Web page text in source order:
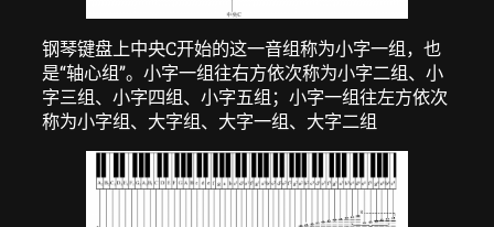
钢琴键盘上中央C开始的这一音组称为小字一组，也
是“轴心组”。小字一组往右方依次称为小字二组、小
字三组、小字四组、小字五组；小字一组往左方依次
称为小字组、大字组、大字一组、大字二组